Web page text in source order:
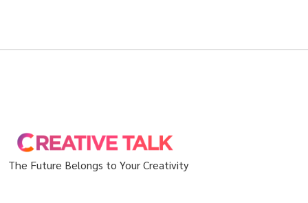
The Future Belongs to Your Creativity